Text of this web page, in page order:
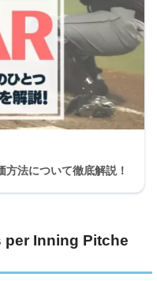
方法について徹底解説！
per Inning Pitche